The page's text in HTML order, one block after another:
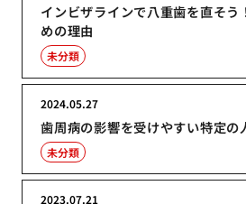
インビザラインで八重歯を直そう
めの理由
未分類
歯周病の影響を受けやすい特定の
2024.05.27
未分類
2023.07.21